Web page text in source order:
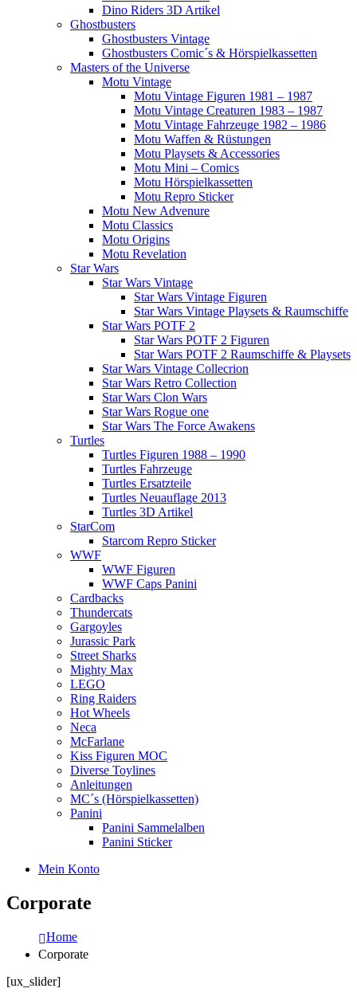
Dino Riders 3D Artikel
Ghostbusters
Ghostbusters Vintage
Ghostbusters Comic´s & Hörspielkassetten
Masters of the Universe
Motu Vintage
Motu Vintage Figuren 1981 – 1987
Motu Vintage Creaturen 1983 – 1987
Motu Vintage Fahrzeuge 1982 – 1986
Motu Waffen & Rüstungen
Motu Playsets & Accessories
Motu Mini – Comics
Motu Hörspielkassetten
Motu Repro Sticker
Motu New Advenure
Motu Classics
Motu Origins
Motu Revelation
Star Wars
Star Wars Vintage
Star Wars Vintage Figuren
Star Wars Vintage Playsets & Raumschiffe
Star Wars POTF 2
Star Wars POTF 2 Figuren
Star Wars POTF 2 Raumschiffe & Playsets
Star Wars Vintage Collecrion
Star Wars Retro Collection
Star Wars Clon Wars
Star Wars Rogue one
Star Wars The Force Awakens
Turtles
Turtles Figuren 1988 – 1990
Turtles Fahrzeuge
Turtles Ersatzteile
Turtles Neuauflage 2013
Turtles 3D Artikel
StarCom
Starcom Repro Sticker
WWF
WWF Figuren
WWF Caps Panini
Cardbacks
Thundercats
Gargoyles
Jurassic Park
Street Sharks
Mighty Max
LEGO
Ring Raiders
Hot Wheels
Neca
McFarlane
Kiss Figuren MOC
Diverse Toylines
Anleitungen
MC´s (Hörspielkassetten)
Panini
Panini Sammelalben
Panini Sticker
Mein Konto
Corporate
Home
Corporate
[ux_slider]